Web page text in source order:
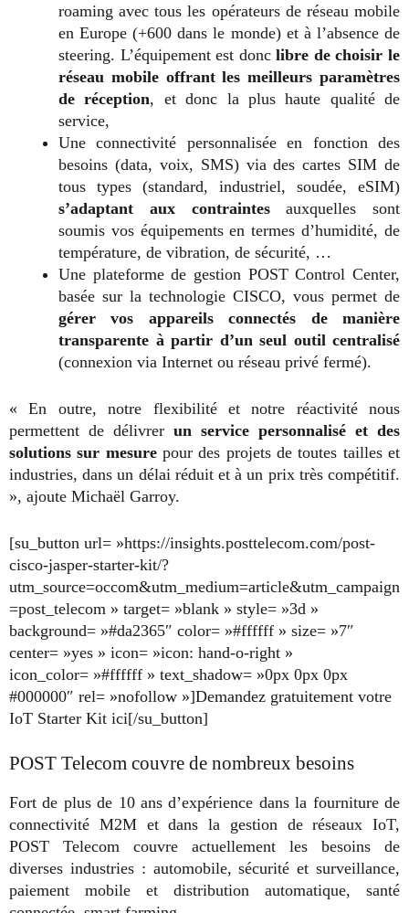
roaming avec tous les opérateurs de réseau mobile
en Europe (+600 dans le monde) et à l’absence de
steering. L’équipement est donclibre de choisir le
réseau mobile offrant les meilleurs paramètres
de réception, et donc la plus haute qualité de
service,
Une connectivité personnalisée en fonction des
besoins (data, voix, SMS) via des cartes SIM de
tous types (standard, industriel, soudée, eSIM)
s’adaptant aux contraintesauxquelles sont
soumis vos équipements en termes d’humidité, de
température, de vibration, de sécurité, …
Une plateforme de gestion POST Control Center,
basée sur la technologie CISCO, vous permet de
gérer vos appareils connectés de manière
transparente à partir d’un seul outil centralisé
(connexion via Internet ou réseau privé fermé).
« En outre, notre flexibilité et notre réactivité nous
permettent de délivrer un service personnalisé et des
solutions sur mesurepour des projets de toutes tailles et
industries, dans un délai réduit et à un prix très compétitif.
», ajoute Michaël Garroy.
[su_button url= »https://insights.posttelecom.com/post-
cisco-jasper-starter-kit/?
utm_source=occom&utm_medium=article&utm_campaign
=post_telecom » target= »blank » style= »3d »
background= »#da2365″ color= »#ffffff » size= »7″
center= »yes » icon= »icon: hand-o-right »
icon_color= »#ffffff » text_shadow= »0px 0px 0px
#000000″ rel= »nofollow »]Demandez gratuitement votre
IoT Starter Kit ici[/su_button]
POST Telecom couvre de nombreux besoins
Fort de plus de 10 ans d’expérience dans la fourniture de
connectivité M2M et dans la gestion de réseaux IoT,
POST Telecom couvre actuellement les besoins de
diverses industries : automobile, sécurité et surveillance,
paiement mobile et distribution automatique, santé